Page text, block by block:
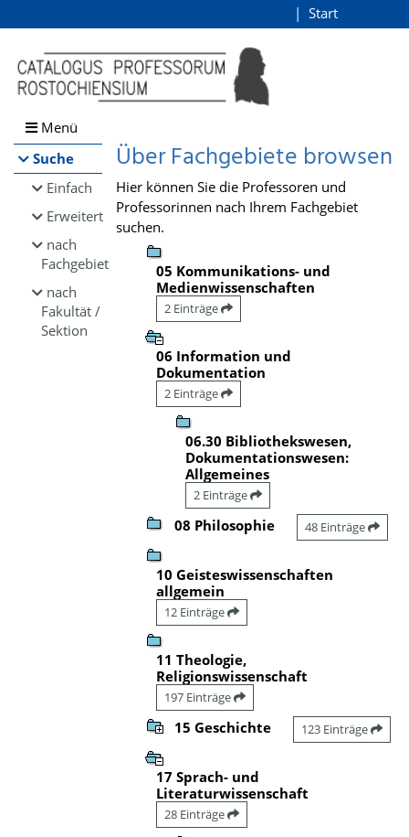
Browsen
direkt zum Inhalt
Start
Menü
Suche
Einfach
Erweitert
nach
Fachgebiet
nach
Fakultät /
Sektion
Über Fachgebiete browsen
Hier können Sie die Professoren und
Professorinnen nach Ihrem Fachgebiet
suchen.
05 Kommunikations- und
Medienwissenschaften
2 Einträge
06 Information und
Dokumentation
2 Einträge
06.30 Bibliothekswesen,
Dokumentationswesen:
Allgemeines
2 Einträge
08 Philosophie 48 Einträge
10 Geisteswissenschaften
allgemein
12 Einträge
11 Theologie,
Religionswissenschaft
197 Einträge
15 Geschichte 123 Einträge
17 Sprach- und
Literaturwissenschaft
28 Einträge